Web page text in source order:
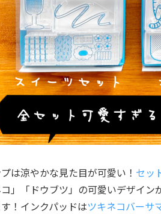
は涼やかな見た目が可愛い！ セッ
」「ドウブツ」の可愛いデザイ
！インクパッドはツキネコバーサ